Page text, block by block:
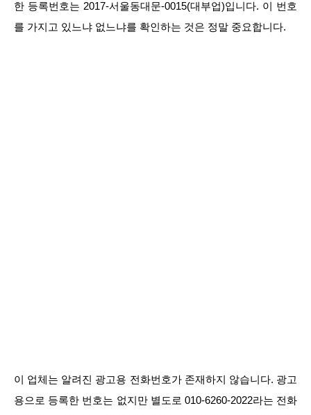
한 등록번호는 2017-서울동대문-0015(대부업)입니다. 이 번호
를 가지고 있느냐 없느냐를 확인하는 것은 정말 중요합니다.
이 업체는 알려진 광고용 전화번호가 존재하지 않습니다. 광고
용으로 등록한 번호는 없지만 별도로 010-6260-2022라는 전화